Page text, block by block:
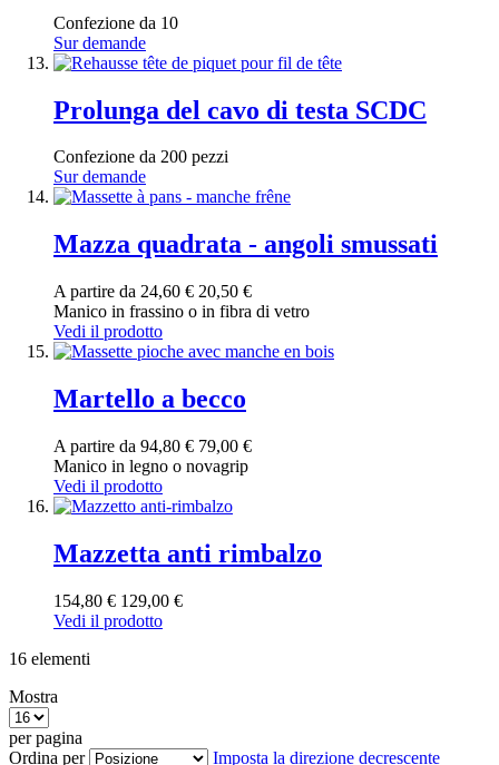
Confezione da 10
Sur demande
Prolunga del cavo di testa SCDC
Confezione da 200 pezzi
Sur demande
Mazza quadrata - angoli smussati
A partire da 24,60 € 20,50 €
Manico in frassino o in fibra di vetro
Vedi il prodotto
Martello a becco
A partire da 94,80 € 79,00 €
Manico in legno o novagrip
Vedi il prodotto
Mazzetta anti rimbalzo
154,80 € 129,00 €
Vedi il prodotto
16 elementi
Mostra
per pagina
Ordina per
Imposta la direzione decrescente